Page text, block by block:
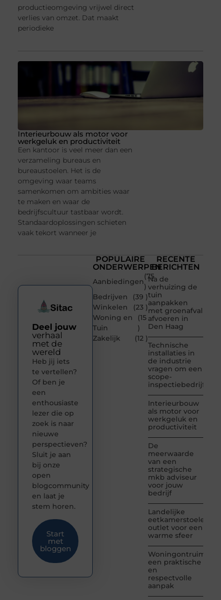
productieomgeving vrijwel direct
verlies van omzet. Dat maakt
periodieke
Interieurbouw als motor voor
werkgeluk en productiviteit
Een kantoor is veel meer dan een
verzameling bureaus en
bureaustoelen. Het is de
omgeving waar teams
samenkomen om ambities waar
te maken en waar de
bedrijfscultuur tastbaar wordt.
Standaardoplossingen schieten
vaak tekort wanneer je
POPULAIRE
ONDERWERPEN
Aanbiedingen
(75
)
Bedrijven
(39 )
Winkelen
(23 )
Woning en
Tuin
(15
)
Zakelijk
(12 )
RECENTE
BERICHTEN
Na de
verhuizing de
tuin
aanpakken
met groenafval
afvoeren in
Den Haag
Technische
installaties in
de industrie
vragen om een
scope-
inspectiebedrijf
Interieurbouw
als motor voor
werkgeluk en
productiviteit
De
meerwaarde
van een
strategische
mkb adviseur
voor jouw
bedrijf
Landelijke
eetkamerstoelen
outlet voor een
warme sfeer
Woningontruiming:
een praktische
en
respectvolle
aanpak
Deel jouw
verhaal
met de
wereld
Heb jij iets
te vertellen?
Of ben je
een
enthousiaste
lezer die op
zoek is naar
nieuwe
perspectieven?
Sluit je aan
bij onze
open
blogcommunity
en laat je
stem horen.
Start
met
bloggen